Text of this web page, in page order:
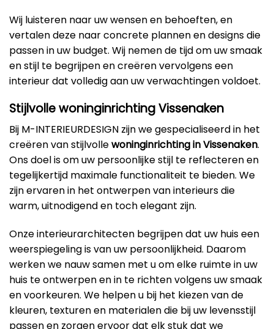
Wij luisteren naar uw wensen en behoeften, en
vertalen deze naar concrete plannen en designs die
passen in uw budget. Wij nemen de tijd om uw smaak
en stijl te begrijpen en creëren vervolgens een
interieur dat volledig aan uw verwachtingen voldoet.
Stijlvolle woninginrichting Vissenaken
Bij M-INTERIEURDESIGN zijn we gespecialiseerd in het
creëren van stijlvollewoninginrichting in Vissenaken.
Ons doel is om uw persoonlijke stijl te reflecteren en
tegelijkertijd maximale functionaliteit te bieden. We
zijn ervaren in het ontwerpen van interieurs die
warm, uitnodigend en toch elegant zijn.
Onze interieurarchitecten begrijpen dat uw huis een
weerspiegeling is van uw persoonlijkheid. Daarom
werken we nauw samen met u om elke ruimte in uw
huis te ontwerpen en in te richten volgens uw smaak
en voorkeuren. We helpen u bij het kiezen van de
kleuren, texturen en materialen die bij uw levensstijl
passen en zorgen ervoor dat elk stuk dat we